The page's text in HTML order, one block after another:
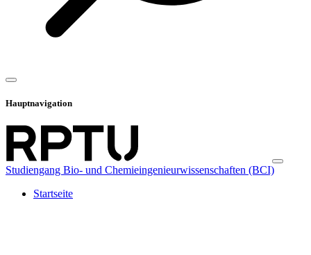
Hauptnavigation
Studiengang Bio- und Chemieingenieurwissenschaften (BCI)
Startseite